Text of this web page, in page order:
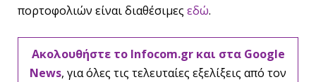
πορτοφολιών είναι διαθέσιμες εδώ.
Ακολουθήστε το Infocom.gr και στα Google
News, για όλες τις τελευταίες εξελίξεις από τον